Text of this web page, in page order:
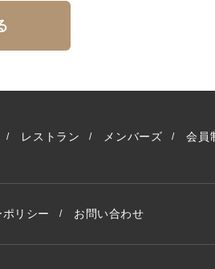
レストラン メンバーズ 会員
リシー お問い合わせ